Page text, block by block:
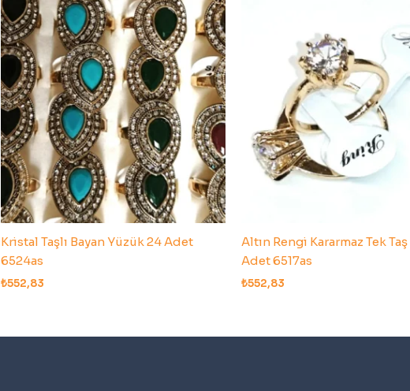
Kristal Taşlı Bayan Yüzük 24 Adet
6524as
₺552,83
Altın Rengi Kararmaz Tek
Adet 6517as
₺552,83